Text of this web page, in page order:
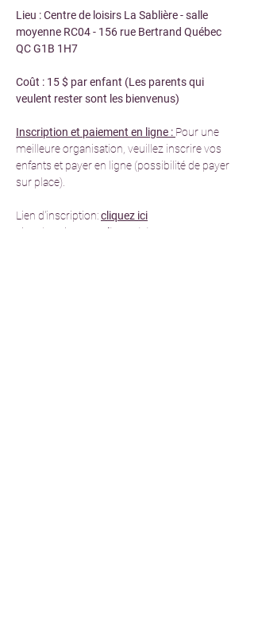
Lieu : Centre de loisirs La Sablière - salle
moyenne RC04 - 156 rue Bertrand Québec
QC G1B 1H7
Coût : 15 $ par enfant (Les parents qui
veulent rester sont les bienvenus)
Inscription et paiement en ligne : Pour une
meilleure organisation, veuillez inscrire vos
enfants et payer en ligne (possibilité de payer
sur place).
Lien d'inscription: cliquez ici
Lien de paiement:
cliquez ici